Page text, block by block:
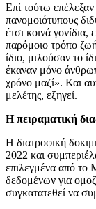
Επί τούτω
πανομοιότυπους
έτσι κοινά γονίδια,
παρόμοιο τρόπο
ίδιο, μιλούσαν το
έκαναν μόνο
χρόνο μαζί». Και
μελέτης, εξηγεί.
Η πειραματική
Η διατροφική
2022 και
επιλεγμένα από
δεδομένων για
συγκατατεθεί να